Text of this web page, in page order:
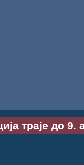
траје до 9.